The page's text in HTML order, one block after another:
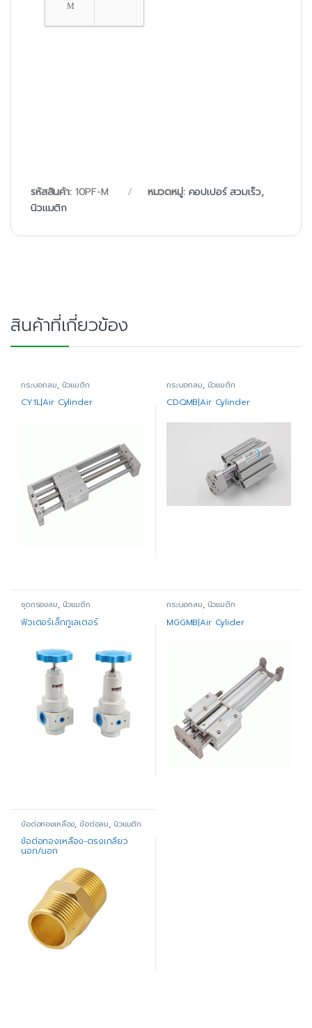
M
รหัสสินค้า: 10PF-M หมวดหมู่: คอปเปอร์ สวมเร็ว,
นิวแมติก
สินค้าที่เกี่ยวข้อง
กระบอกลม, นิวแมติก
CY1L|Air Cylinder
กระบอกลม, นิวแมติก
CDQMB|Air Cylinder
ชุดกรองลม, นิวแมติก
ฟิวเตอร์เล็กกูเลเตอร์
กระบอกลม, นิวแมติก
MGGMB|Air Cylider
ข้อต่อทองเหลือง,ข้อต่อลม, นิวแมติก
ข้อต่อทองเหลือง-ตรงเกลียว
นอก/นอก